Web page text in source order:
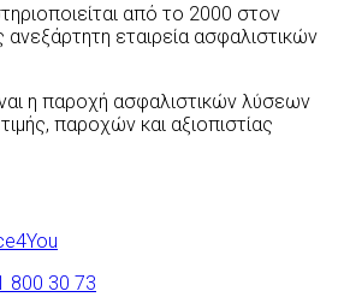
από το 2000 στον
εταιρεία ασφαλιστικών
η παροχή ασφαλιστικών λύσεων
παροχών και αξιοπιστίας
800 30 73